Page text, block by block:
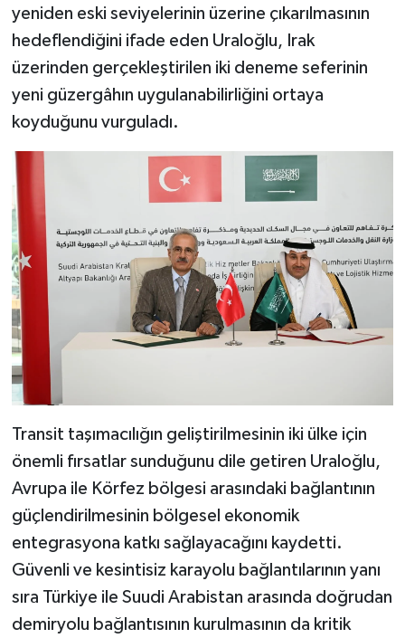
yeniden eski seviyelerinin üzerine çıkarılmasının
hedeflendiğini ifade eden Uraloğlu, Irak
üzerinden gerçekleştirilen iki deneme seferinin
yeni güzergâhın uygulanabilirliğini ortaya
koyduğunu vurguladı.
Transit taşımacılığın geliştirilmesinin iki ülke için
önemli fırsatlar sunduğunu dile getiren Uraloğlu,
Avrupa ile Körfez bölgesi arasındaki bağlantının
güçlendirilmesinin bölgesel ekonomik
entegrasyona katkı sağlayacağını kaydetti.
Güvenli ve kesintisiz karayolu bağlantılarının yanı
sıra Türkiye ile Suudi Arabistan arasında doğrudan
demiryolu bağlantısının kurulmasının da kritik